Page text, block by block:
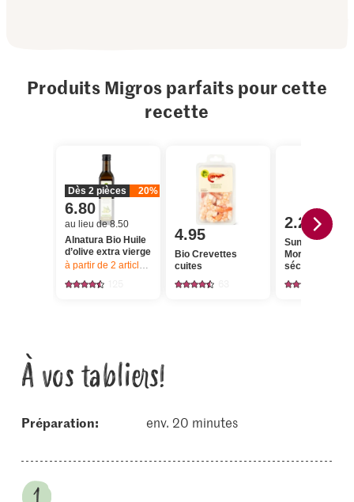
Produits Migros parfaits pour cette
recette
Dès 2 pièces 20%
6.80
au lieu de 8.50
Alnatura Bio Huile
d’olive extra vierge
à partir de 2 articles, Offre valable du 6.8 au 12.8.2026, jusqu’à
4.95
Bio Crevettes
cuites
2.25
Sun Queen
Morceaux de
séchés
À vos tabliers!
Préparation: env. 20 minutes